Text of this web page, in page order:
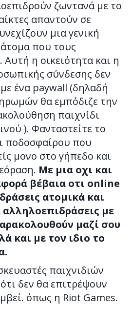
ζωντανά με το
απαντούν σε
μια γενική
που τους
η οικειότητα και η
σύνδεσης δεν
ένα paywall (δηλαδή
θα εμπόδιζε την
παιχνίδι
). Φανταστείτε το
ποδοσφαίρου που
μονο στο γήπεδο και
Με μια οχι και
βέβαια οτι online
ατομικά και
αλληλοεπιδράσεις με
μαζί σου
και με τον ιδιο το
παιχνιδιών
δεν θα επιτρέψουν
όπως η Riot Games.